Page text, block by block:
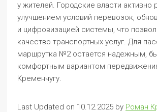
у жителей. Городские власти активно
улучшением условий перевозок,
и цифровизацией системы, что
качество транспортных услуг. Для
маршрутка №2 остается надежным,
комфортным вариантом
Кременчугу.
Last Updated on 10.12.2025 by Роман